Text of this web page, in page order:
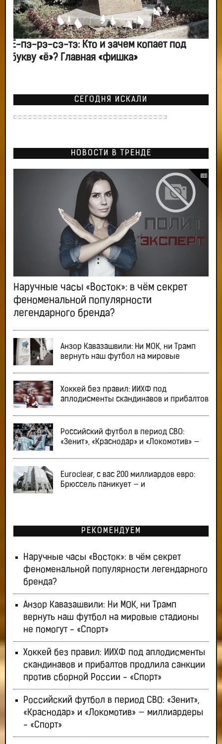
Ё-пэ-рэ-сэ-тэ: Кто и зачем копает под
букву «ё»? Главная «фишка»
СЕГОДНЯ ИСКАЛИ
НОВОСТИ В ТРЕНДЕ
Наручные часы «Восток»: в чём секрет
феноменальной популярности
легендарного бренда?
Анзор Кавазашвили: Ни МОК, ни Трамп
вернуть наш футбол на мировые
Хоккей без правил: ИИХФ под
аплодисменты скандинавов и прибалтов
Российский футбол в период СВО:
«Зенит», «Краснодар» и «Локомотив» —
Euroclear, с вас 200 миллиардов евро:
Брюссель паникует — и
РЕКОМЕНДУЕМ
Наручные часы «Восток»: в чём секрет
феноменальной популярности легендарного
бренда?
Анзор Кавазашвили: Ни МОК, ни Трамп
вернуть наш футбол на мировые стадионы
не помогут - «Спорт»
Хоккей без правил: ИИХФ под аплодисменты
скандинавов и прибалтов продлила санкции
против сборной России - «Спорт»
Российский футбол в период СВО: «Зенит»,
«Краснодар» и «Локомотив» — миллиардеры
- «Спорт»